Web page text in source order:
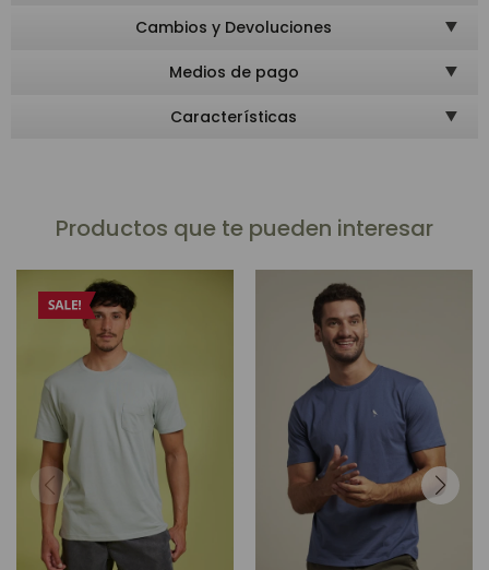
Cambios y Devoluciones
Medios de pago
Características
Productos que te pueden interesar